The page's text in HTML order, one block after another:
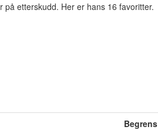
etterskudd. Her er hans 16 favoritter.
Begrens